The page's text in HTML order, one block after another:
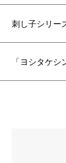
刺し子シリー
「ヨシタケ